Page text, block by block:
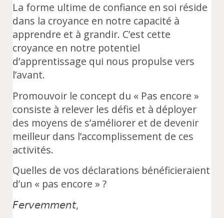
La forme ultime de confiance en soi réside
dans la croyance en notre capacité à
apprendre et à grandir. C’est cette
croyance en notre potentiel
d’apprentissage qui nous propulse vers
l’avant.
Promouvoir le concept du « Pas encore »
consiste à relever les défis et à déployer
des moyens de s’améliorer et de devenir
meilleur dans l’accomplissement de ces
activités.
Quelles de vos déclarations bénéficieraient
d’un « pas encore » ?
𝘍𝘦𝘳𝘷𝘦𝘮𝘮𝘦𝘯𝘵,